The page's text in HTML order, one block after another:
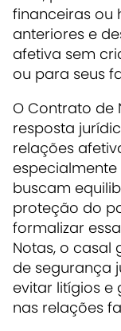
financeiras ou
anteriores e
afetiva sem
ou para seus
O Contrato de
resposta
relações
buscam
proteção do
formalizar
Notas, o casal
de segurança
evitar litígios
nas relações